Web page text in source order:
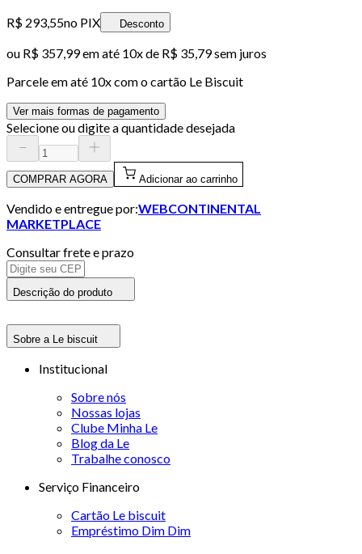
R$ 293,55no PIX Desconto
ou R$ 357,99em até 10x de R$ 35,79 sem juros
Parcele em até 10x com o cartão Le Biscuit
Ver mais formas de pagamento
Selecione ou digite a quantidade desejada
COMPRAR AGORA Adicionar ao carrinho
Vendido e entregue por:WEBCONTINENTAL
MARKETPLACE
Consultar frete e prazo
Descrição do produto
Sobre a Le biscuit
Institucional
Sobre nós
Nossas lojas
Clube Minha Le
Blog da Le
Trabalhe conosco
Serviço Financeiro
Cartão Le biscuit
Empréstimo Dim Dim